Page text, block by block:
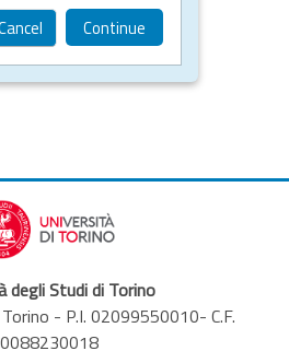
Continue
degli Studi di Torino
- P.I. 02099550010- C.F.